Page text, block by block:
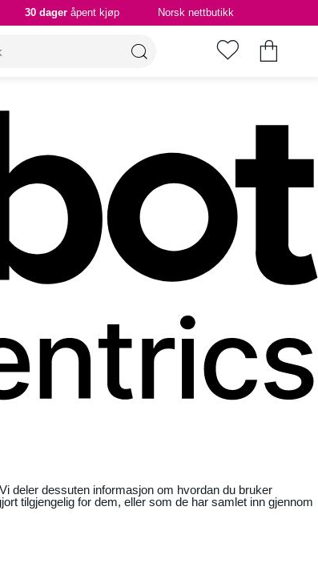
deler dessuten informasjon om hvordan du bruker
tilgjengelig for dem, eller som de har samlet inn gjennom
30 dager åpent kjøp Norsk nettbutikk